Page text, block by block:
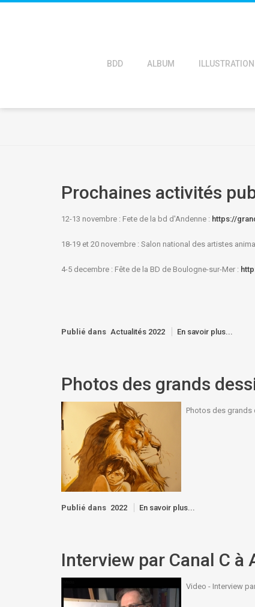
BDD ALBUM ILLUSTRATION
Prochaines activités
12-13 novembre : Fete de la bd d'Andenne : https://
18-19 et 20 novembre : Salon national des artistes
4-5 decembre : Fête de la BD de Boulogne-sur-Mer :
Publié dans Actualités 2022 En savoir plus...
Photos des grands
Photos des grands
Publié dans 2022 En savoir plus...
Interview par Canal C à
Video - Interview